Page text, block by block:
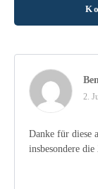
2.
Danke für diese
insbesondere